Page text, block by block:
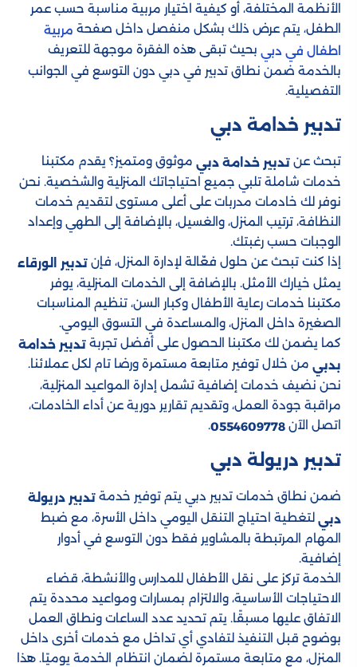
الأنظمة المختلفة، أو كيفية اختيار مربية مناسبة حسب عمر
الطفل، يتم عرض ذلك بشكل منفصل داخل صفحة مربية
اطفال في دبي بحيث تبقى هذه الفقرة موجهة للتعريف
بالخدمة ضمن نطاق تدبير في دبي دون التوسع في الجوانب
التفصيلية.
تدبير خدامة دبي
تبحث عن تدبير خدامة دبي موثوق ومتميز؟ يقدم مكتبنا
خدمات شاملة تلبي جميع احتياجاتك المنزلية والشخصية. نحن
نوفر لك خادمات مدربات على أعلى مستوى لتقديم خدمات
النظافة، ترتيب المنزل، والغسيل، بالإضافة إلى الطهي وإعداد
الوجبات حسب رغبتك.
إذا كنت تبحث عن حلول فعّالة لإدارة المنزل، فإن تدبير الورقاء
يمثل خيارك الأمثل. بالإضافة إلى الخدمات المنزلية، يوفر
مكتبنا خدمات رعاية الأطفال وكبار السن، تنظيم المناسبات
الصغيرة داخل المنزل، والمساعدة في التسوق اليومي.
كما يضمن لك مكتبنا الحصول على أفضل تجربة تدبير خدامة
بدبي من خلال توفير متابعة مستمرة ورضا تام لكل عملائنا.
نحن نضيف خدمات إضافية تشمل إدارة المواعيد المنزلية،
مراقبة جودة العمل، وتقديم تقارير دورية عن أداء الخادمات،
اتصل الآن 0554609778
.
تدبير دريولة دبي
ضمن نطاق خدمات تدبير دبي يتم توفير خدمة تدبير دريولة
دبي لتغطية احتياج التنقل اليومي داخل الأسرة، مع ضبط
المهام المرتبطة بالمشاوير فقط دون التوسع في أدوار
إضافية.
الخدمة تركز على نقل الأطفال للمدارس والأنشطة، قضاء
الاحتياجات الأساسية، والالتزام بمسارات ومواعيد محددة يتم
الاتفاق عليها مسبقًا. يتم تحديد عدد الساعات ونطاق العمل
بوضوح قبل التنفيذ لتفادي أي تداخل مع خدمات أخرى داخل
المنزل، مع متابعة مستمرة لضمان انتظام الخدمة يوميًا. هذا